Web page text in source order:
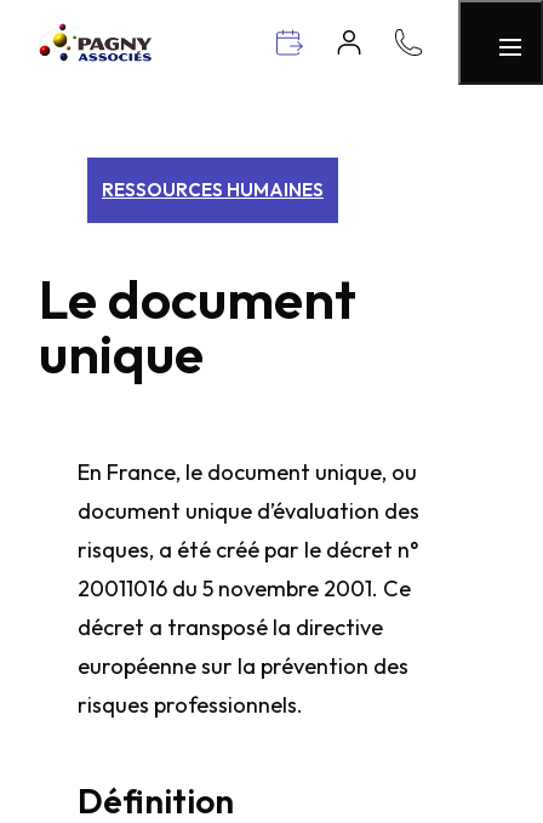
RESSOURCES HUMAINES
Le document
unique
En France, le document unique, ou
document unique d’évaluation des
risques, a été créé par le décret n°
2001­1016 du 5 novembre 2001. Ce
décret a transposé la directive
européenne sur la prévention des
risques professionnels.
Définition